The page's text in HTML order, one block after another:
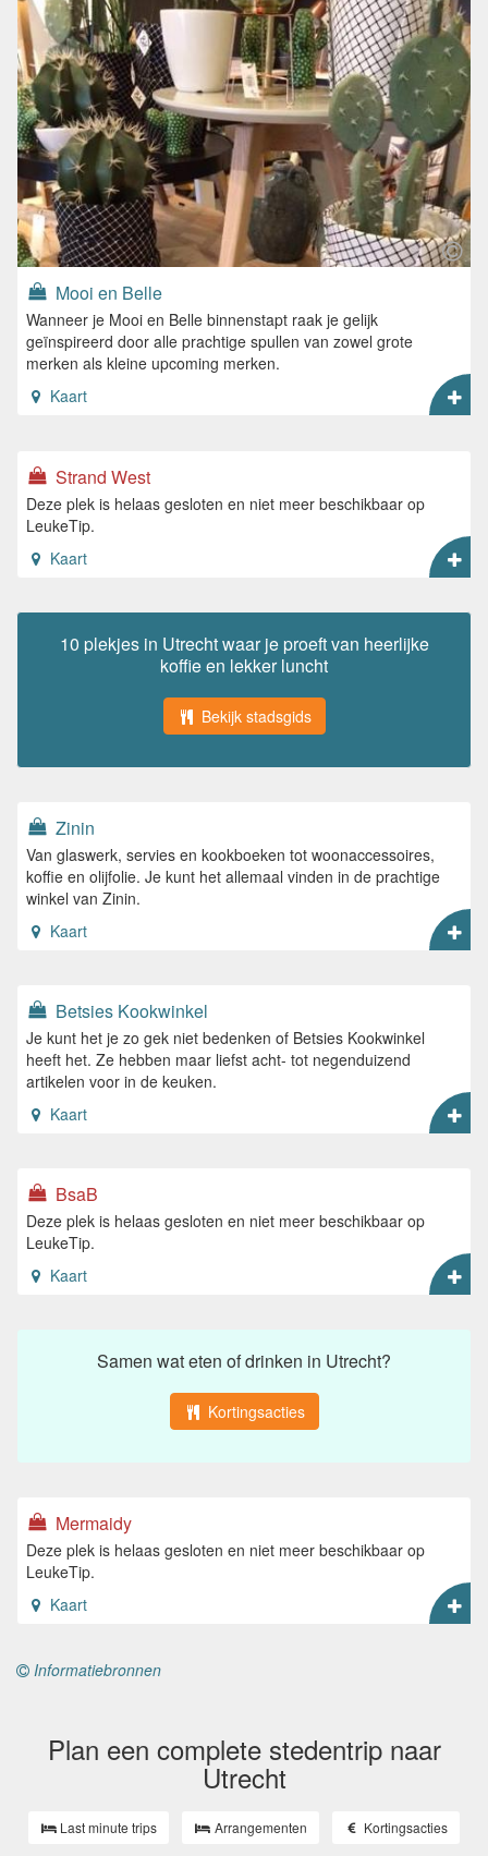
Mooi en Belle
Wanneer je Mooi en Belle binnenstapt raak je gelijk
geïnspireerd door alle prachtige spullen van zowel grote
merken als kleine upcoming merken.
Kaart
Strand West
Deze plek is helaas gesloten en niet meer beschikbaar op
LeukeTip.
Kaart
10 plekjes in Utrecht waar je proeft van heerlijke
koffie en lekker luncht
Bekijk stadsgids
Zinin
Van glaswerk, servies en kookboeken tot woonaccessoires,
koffie en olijfolie. Je kunt het allemaal vinden in de prachtige
winkel van Zinin.
Kaart
Betsies Kookwinkel
Je kunt het je zo gek niet bedenken of Betsies Kookwinkel
heeft het. Ze hebben maar liefst acht- tot negenduizend
artikelen voor in de keuken.
Kaart
BsaB
Deze plek is helaas gesloten en niet meer beschikbaar op
LeukeTip.
Kaart
Samen wat eten of drinken in Utrecht?
Kortingsacties
Mermaidy
Deze plek is helaas gesloten en niet meer beschikbaar op
LeukeTip.
Kaart
Informatiebronnen
Plan een complete stedentrip naar
Utrecht
Last minute trips Arrangementen Kortingsacties